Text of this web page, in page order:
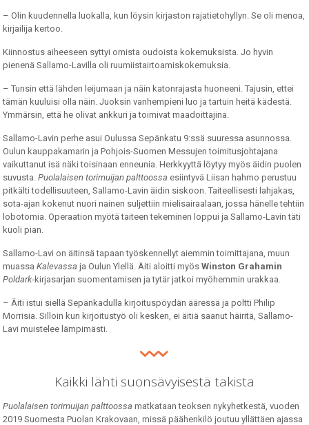
– Olin kuudennella luokalla, kun löysin kirjaston rajatietohyllyn. Se oli menoa,
kirjailija kertoo.
Kiinnostus aiheeseen syttyi omista oudoista kokemuksista. Jo hyvin
pienenä Sallamo-Lavilla oli ruumiistairtoamiskokemuksia.
– Tunsin että lähden leijumaan ja näin katonrajasta huoneeni. Tajusin, ettei
tämän kuuluisi olla näin. Juoksin vanhempieni luo ja tartuin heitä kädestä.
Ymmärsin, että he olivat ankkuri ja toimivat maadoittajina.
Sallamo-Lavin perhe asui Oulussa Sepänkatu 9:ssä suuressa asunnossa.
Oulun kauppakamarin ja Pohjois-Suomen Messujen toimitusjohtajana
vaikuttanut isä näki toisinaan enneunia. Herkkyyttä löytyy myös äidin puolen
suvusta.Puolalaisen torimuijan palttoossa esiintyvä Liisan hahmo perustuu
pitkälti todellisuuteen, Sallamo-Lavin äidin siskoon. Taiteellisesti lahjakas,
sota-ajan kokenut nuori nainen suljettiin mielisairaalaan, jossa hänelle tehtiin
lobotomia. Operaation myötä taiteen tekeminen loppui ja Sallamo-Lavin täti
kuoli pian.
Sallamo-Lavi on äitinsä tapaan työskennellyt aiemmin toimittajana, muun
muassaKalevassa ja Oulun Ylellä. Äiti aloitti myösWinston Grahamin
Poldark-kirjasarjan suomentamisen ja tytär jatkoi myöhemmin urakkaa.
– Äiti istui siellä Sepänkadulla kirjoituspöydän ääressä ja poltti Philip
Morrisia. Silloin kun kirjoitustyö oli kesken, ei äitiä saanut häiritä, Sallamo-
Lavi muistelee lämpimästi.
Kaikki lähti suonsävyisestä takista
Puolalaisen torimuijan palttoossa matkataan teoksen nykyhetkestä, vuoden
2019 Suomesta Puolan Krakovaan, missä päähenkilö joutuu yllättäen ajassa